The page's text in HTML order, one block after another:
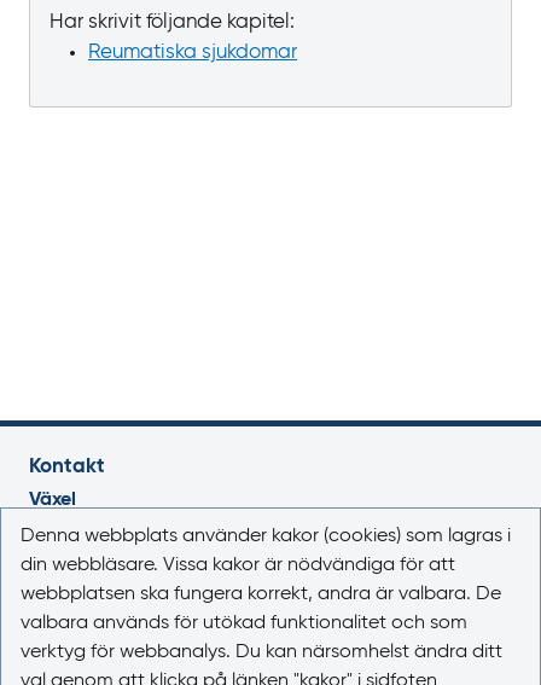
Har skrivit följande kapitel:
Reumatiska sjukdomar
Kontakt
Växel
018-17 46 00
Vardagar 08.00-16.30
E-post
registrator@lakemedelsverket.se
Denna webbplats använder kakor (cookies) som lagras i
din webbläsare. Vissa kakor är nödvändiga för att
webbplatsen ska fungera korrekt, andra är valbara. De
valbara används för utökad funktionalitet och som
verktyg för webbanalys. Du kan närsomhelst ändra ditt